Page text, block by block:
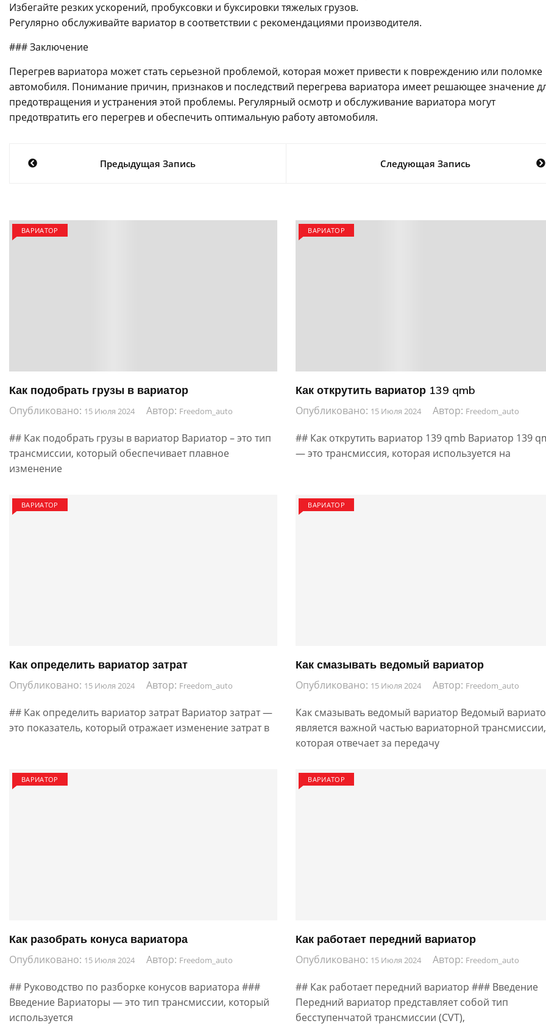
Избегайте резких ускорений, пробуксовки и буксировки тяжелых грузов.
Регулярно обслуживайте вариатор в соответствии с рекомендациями производителя.
### Заключение
Перегрев вариатора может стать серьезной проблемой, которая может привести к повреждению или поломке
автомобиля. Понимание причин, признаков и последствий перегрева вариатора имеет решающее значение
предотвращения и устранения этой проблемы. Регулярный осмотр и обслуживание вариатора могут
предотвратить его перегрев и обеспечить оптимальную работу автомобиля.
НавигацияПредыдущая Запись Следующая Запись
ВАРИАТОР
Как подобрать грузы в вариатор
Опубликовано: 15 Июля 2024 Автор: Freedom_auto
## Как подобрать грузы в вариатор Вариатор – это тип
трансмиссии, который обеспечивает плавное
изменение
ВАРИАТОР
Как открутить вариатор 139 qmb
Опубликовано: 15 Июля 2024 Автор: Freedom_auto
## Как открутить вариатор 139 qmb Вариатор 139
— это трансмиссия, которая используется на
ВАРИАТОР
Как определить вариатор затрат
Опубликовано: 15 Июля 2024 Автор: Freedom_auto
## Как определить вариатор затрат Вариатор затрат —
это показатель, который отражает изменение затрат в
ВАРИАТОР
Как смазывать ведомый вариатор
Опубликовано: 15 Июля 2024 Автор: Freedom_auto
Как смазывать ведомый вариатор Ведомый
является важной частью вариаторной трансмиссии,
которая отвечает за передачу
ВАРИАТОР
Как разобрать конуса вариатора
Опубликовано: 15 Июля 2024 Автор: Freedom_auto
## Руководство по разборке конусов вариатора ###
Введение Вариаторы — это тип трансмиссии, который
используется
ВАРИАТОР
Как работает передний вариатор
Опубликовано: 15 Июля 2024 Автор: Freedom_auto
## Как работает передний вариатор ### Введение
Передний вариатор представляет собой тип
бесступенчатой трансмиссии (CVT),